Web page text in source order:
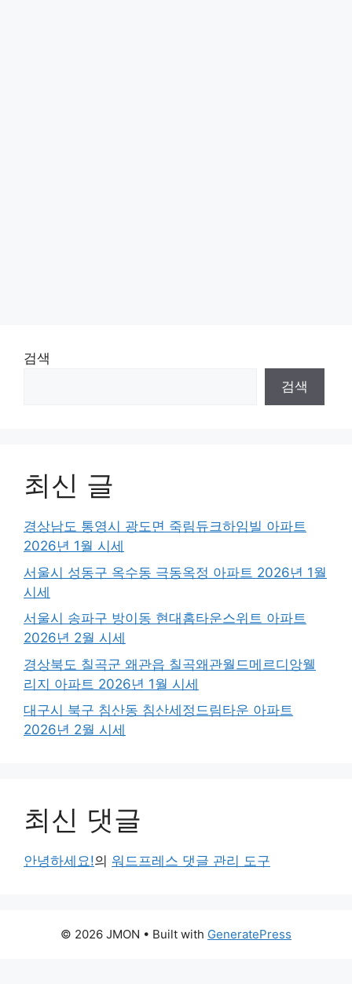
검색
검색
최신 글
경상남도 통영시 광도면 죽림듀크하임빌 아파트
2026년 1월 시세
서울시 성동구 옥수동 극동옥정 아파트 2026년 1월
시세
서울시 송파구 방이동 현대홈타운스위트 아파트
2026년 2월 시세
경상북도 칠곡군 왜관읍 칠곡왜관월드메르디앙웰
리지 아파트 2026년 1월 시세
대구시 북구 침산동 침산세정드림타운 아파트
2026년 2월 시세
최신 댓글
안녕하세요!의 워드프레스 댓글 관리 도구
© 2026 JMON • Built with GeneratePress